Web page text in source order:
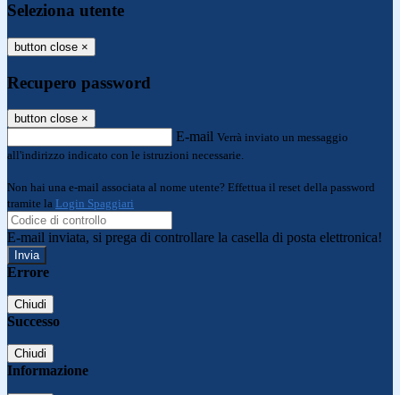
Seleziona utente
button close ×
Recupero password
button close ×
E-mail Verrà inviato un messaggio
all'indirizzo indicato con le istruzioni necessarie.
Non hai una e-mail associata al nome utente? Effettua il reset della password
tramite la Login Spaggiari
E-mail inviata, si prega di controllare la casella di posta elettronica!
Errore
Chiudi
Successo
Chiudi
Informazione